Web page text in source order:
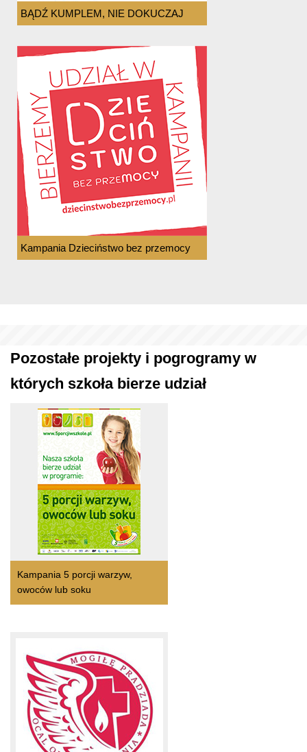
BĄDŹ KUMPLEM, NIE DOKUCZAJ
Kampania Dzieciństwo bez przemocy
Pozostałe projekty i pogrogramy w
których szkoła bierze udział
Kampania 5 porcji warzyw,
owoców lub soku